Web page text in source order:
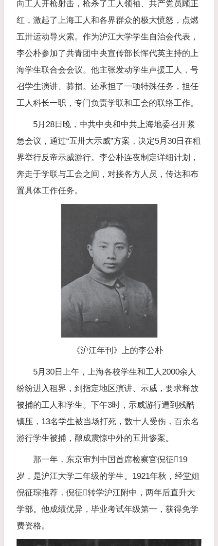
向工人开枪射击，枪杀了工人领袖、共产党员顾正
红，激起了上海工人和各界群众的极大愤怒，点燃
五卅运动导火索。作为沪江大学学生自治会代表，
李公朴参加了共青团中央宣传部长恽代英主持的上
海学生联合会会议。他主张发动学生声援工人，号
召学生演讲、募捐。还承担了一项特殊任务，担任
工人科长一职，专门负责学联和工会的联络工作。
5月28日晚，中共中央和中共上海地委召开紧
急会议，通过“五卅大示威”方案，决定5月30日在租
界举行反帝示威游行。李公朴连夜制定详细计划，
奔走于学联与工会之间，对接各方人员，传达和布
置具体工作任务。
《沪江年刊》上的李公朴
5月30日上午，上海各校学生和工人2000余人
纷纷进入租界，到指定地区演讲、示威，要求释放
被捕的工人和学生。下午3时，示威游行遭到残酷
镇压，13名学生被当场打死，数十人受伤，百余名
游行学生被捕，酿成震惊中外的五卅惨案。
那一年，东京审判中国首席检察官倪征𣋉19
岁，是沪江大学二年级的学生。1921年秋，经堂姐
倪征琮推荐，倪征𣋉转学沪江附中，两年后直升大
学部。他成绩优异，毕业考试年级第一，获得免学
费资格。